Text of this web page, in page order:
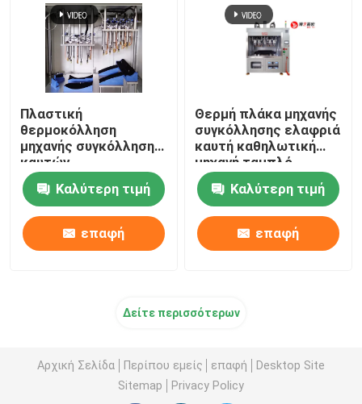
Πλαστική
θερμοκόλληση
μηχανής συγκόλλησης
καυτών
καρφιτσωτικών
πάνελ πορτών
αυτοκινήτων
Καλύτερη τιμή
επαφή
Θερμή πλάκα μηχανής
συγκόλλησης ελαφριά
καυτή καθηλωτική
μηχανή ταμπλό
αυτοκινήτου
πολλαπλών σημείων
Καλύτερη τιμή
επαφή
Δείτε περισσότερων
Αρχική Σελίδα Περίπου εμείς επαφή
Desktop Site
Sitemap
Privacy Policy